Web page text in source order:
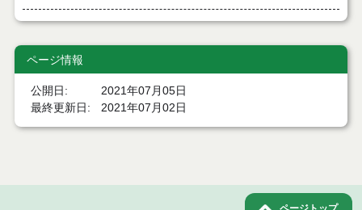
令和８年７月２４日執行 工事見積徴取結果
令和８年７月２２日執行 委託・賃貸借等見積徴取
結果
７月２１日公告開始 建設コンサルタント等（条件
令和８年７月１７日執行 委託・賃貸借等入札結果
ページ情報
公開日
2021年07月05日
最終更新日
2021年07月02日